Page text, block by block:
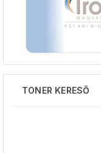
TONER KERESŐ